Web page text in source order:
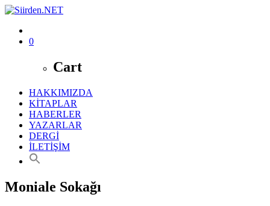
0
Cart
HAKKIMIZDA
KİTAPLAR
HABERLER
YAZARLAR
DERGİ
İLETİŞİM
Moniale Sokağı